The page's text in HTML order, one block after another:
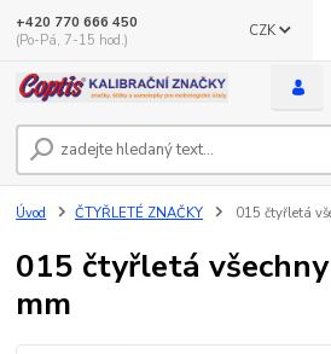
CZK
+420 770 666 450
(Po-Pá, 7-15 hod.)
Úvod ČTYŘLETÉ ZNAČKY 015 čtyřletá
015 čtyřletá
mm